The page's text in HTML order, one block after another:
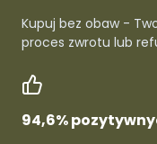
Kupuj bez obaw -
proces zwrotu lub
94,6%